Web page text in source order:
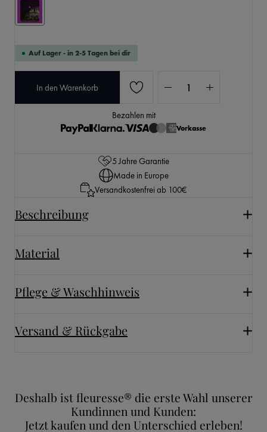
Auf Lager - in 2-5 Tagen bei dir
In den Warenkorb
Bezahlen mit
Vorkasse
5 Jahre Garantie
Made in Europe
Versandkostenfrei ab 100€
Beschreibung
Material
Pflege & Waschhinweis
Versand & Rückgabe
Deshalb ist fleuresse® die erste Wahl unserer
Kundinnen und Kunden:
Jetzt kaufen und den Unterschied erleben!